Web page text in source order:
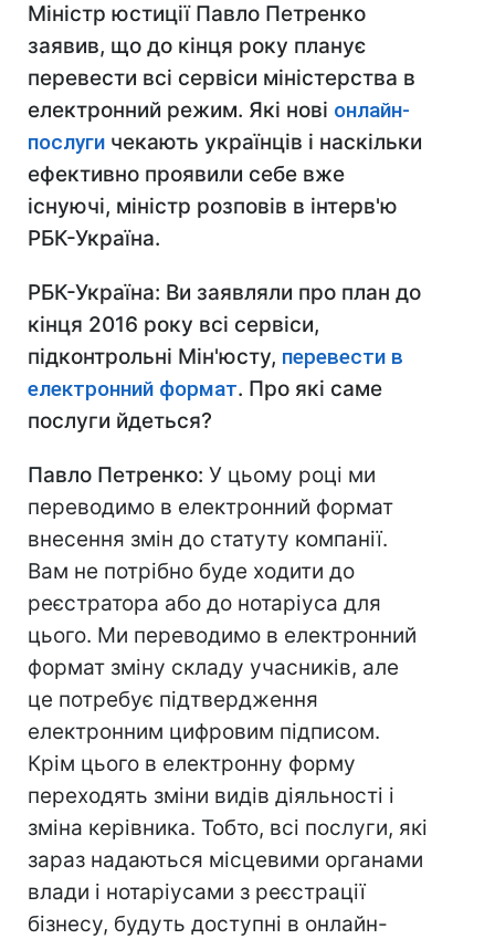
Міністр юстиції Павло Петренко
заявив, що до кінця року планує
перевести всі сервіси міністерства в
електронний режим. Які нові онлайн-
послуги чекають українців і наскільки
ефективно проявили себе вже
існуючі, міністр розповів в інтерв'ю
РБК-Україна.
РБК-Україна: Ви заявляли про план до
кінця 2016 року всі сервіси,
підконтрольні Мін'юсту, перевести в
електронний формат. Про які саме
послуги йдеться?
Павло Петренко: У цьому році ми
переводимо в електронний формат
внесення змін до статуту компанії.
Вам не потрібно буде ходити до
реєстратора або до нотаріуса для
цього. Ми переводимо в електронний
формат зміну складу учасників, але
це потребує підтвердження
електронним цифровим підписом.
Крім цього в електронну форму
переходять зміни видів діяльності і
зміна керівника. Тобто, всі послуги, які
зараз надаються місцевими органами
влади і нотаріусами з реєстрації
бізнесу, будуть доступні в онлайн-